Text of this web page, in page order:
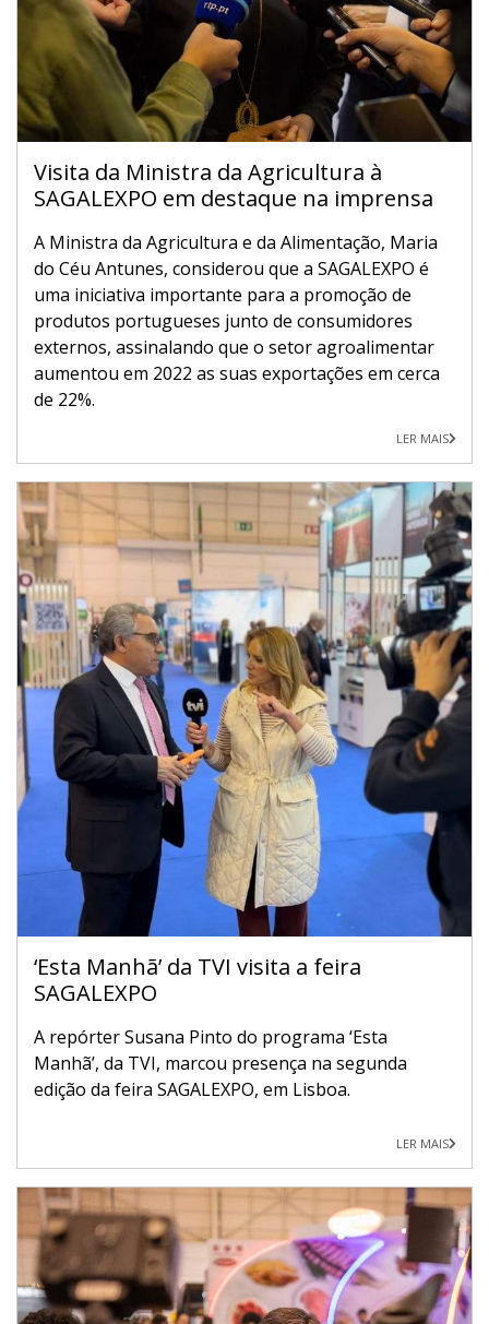
Visita da Ministra da Agricultura à
SAGALEXPO em destaque na imprensa
A Ministra da Agricultura e da Alimentação, Maria
do Céu Antunes, considerou que a SAGALEXPO é
uma iniciativa importante para a promoção de
produtos portugueses junto de consumidores
externos, assinalando que o setor agroalimentar
aumentou em 2022 as suas exportações em cerca
de 22%.
LER MAIS
‘Esta Manhã’ da TVI visita a feira
SAGALEXPO
A repórter Susana Pinto do programa ‘Esta
Manhã’, da TVI, marcou presença na segunda
edição da feira SAGALEXPO, em Lisboa.
LER MAIS